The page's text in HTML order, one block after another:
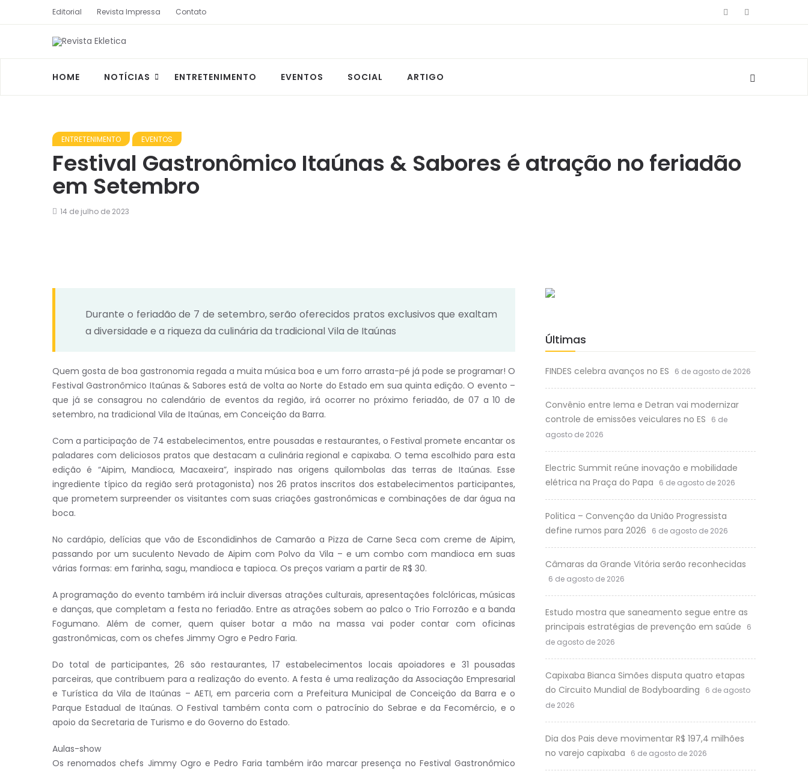
Editorial Revista Impressa Contato
HOME NOTÍCIAS ENTRETENIMENTO EVENTOS SOCIAL ARTIGO
ENTRETENIMENTO EVENTOS
Festival Gastronômico Itaúnas & Sabores é atração no feriadão
em Setembro
14 de julho de 2023
Durante o feriadão de 7 de setembro, serão oferecidos pratos exclusivos que exaltam
a diversidade e a riqueza da culinária da tradicional Vila de Itaúnas
Quem gosta de boa gastronomia regada a muita música boa e um forro arrasta-pé já pode se programar! O
Festival Gastronômico Itaúnas & Sabores está de volta ao Norte do Estado em sua quinta edição. O evento –
que já se consagrou no calendário de eventos da região, irá ocorrer no próximo feriadão, de 07 a 10 de
setembro, na tradicional Vila de Itaúnas, em Conceição da Barra.
Com a participação de 74 estabelecimentos, entre pousadas e restaurantes, o Festival promete encantar os
paladares com deliciosos pratos que destacam a culinária regional e capixaba. O tema escolhido para esta
edição é “Aipim, Mandioca, Macaxeira”, inspirado nas origens quilombolas das terras de Itaúnas. Esse
ingrediente típico da região será protagonista) nos 26 pratos inscritos dos estabelecimentos participantes,
que prometem surpreender os visitantes com suas criações gastronômicas e combinações de dar água na
boca.
No cardápio, delícias que vão de Escondidinhos de Camarão a Pizza de Carne Seca com creme de Aipim,
passando por um suculento Nevado de Aipim com Polvo da Vila – e um combo com mandioca em suas
várias formas: em farinha, sagu, mandioca e tapioca. Os preços variam a partir de R$ 30.
A programação do evento também irá incluir diversas atrações culturais, apresentações folclóricas, músicas
e danças, que completam a festa no feriadão. Entre as atrações sobem ao palco o Trio Forrozão e a banda
Fogumano. Além de comer, quem quiser botar a mão na massa vai poder contar com oficinas
gastronômicas, com os chefes Jimmy Ogro e Pedro Faria.
Do total de participantes, 26 são restaurantes, 17 estabelecimentos locais apoiadores e 31 pousadas
parceiras, que contribuem para a realização do evento. A festa é uma realização da Associação Empresarial
e Turística da Vila de Itaúnas – AETI, em parceria com a Prefeitura Municipal de Conceição da Barra e o
Parque Estadual de Itaúnas. O Festival também conta com o patrocínio do Sebrae e da Fecomércio, e o
apoio da Secretaria de Turismo e do Governo do Estado.
Aulas-show
Os renomados chefs Jimmy Ogro e Pedro Faria também irão marcar presença no Festival Gastronômico
Últimas
FINDES celebra avanços no ES 6 de agosto de 2026
Convênio entre Iema e Detran vai modernizar
controle de emissões veiculares no ES
6 de
agosto de 2026
Electric Summit reúne inovação e mobilidade
elétrica na Praça do Papa
6 de agosto de 2026
Politica – Convenção da União Progressista
define rumos para 2026
6 de agosto de 2026
Câmaras da Grande Vitória serão reconhecidas
6 de agosto de 2026
Estudo mostra que saneamento segue entre as
principais estratégias de prevenção em saúde
6
de agosto de 2026
Capixaba Bianca Simões disputa quatro etapas
do Circuito Mundial de Bodyboarding
6 de agosto
de 2026
Dia dos Pais deve movimentar R$ 197,4 milhões
no varejo capixaba
6 de agosto de 2026